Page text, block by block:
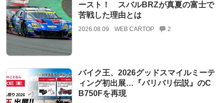
ースト！ スバルBRZが真夏の富士で
苦戦した理由とは
2026.08.09 WEB CARTOP 2
バイク王、2026グッドスマイルミーテ
ィング初出展…『バリバリ伝説』のC
B750Fを再現